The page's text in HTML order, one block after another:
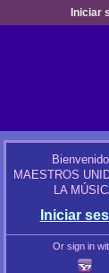
Iniciar
MAESTROS
LA
Iniciar
Or sign in